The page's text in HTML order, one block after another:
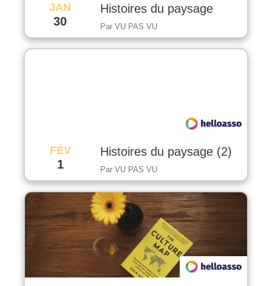
JAN
30
Histoires du paysage
Par VU PAS VU
FÉV
1
Histoires du paysage (2)
Par VU PAS VU